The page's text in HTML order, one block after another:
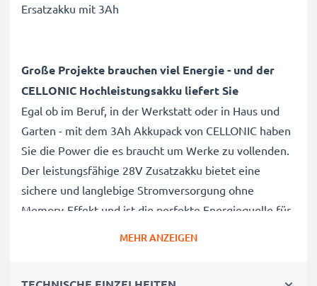
Ersatzakku mit 3Ah
Große Projekte brauchen viel Energie - und der
CELLONIC Hochleistungsakku liefert Sie
Egal ob im Beruf, in der Werkstatt oder in Haus und
Garten - mit dem 3Ah Akkupack von CELLONIC haben
Sie die Power die es braucht um Werke zu vollenden.
Der leistungsfähige 28V Zusatzakku bietet eine
sichere und langlebige Stromversorgung ohne
Memory-Effekt und ist die perfekte Energiequelle für
MEHR ANZEIGEN